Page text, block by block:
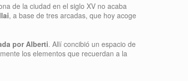
de la ciudad en el siglo XV no acaba
, a base de tres arcadas, que hoy acoge
por Alberti. Allí concibió un espacio de
los elementos que recuerdan a la